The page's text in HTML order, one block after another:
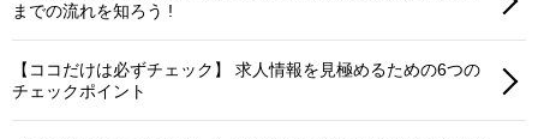
までの流れを知ろう !
【ココだけは必ずチェック】 求人情報を見極めるための6つの
チェックポイント